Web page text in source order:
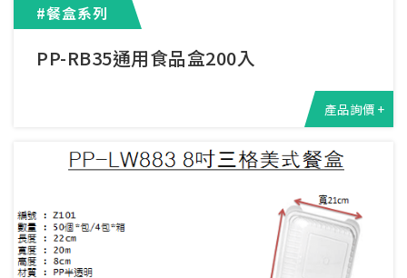
#餐盒系列
PP-RB35通用食品盒200入
產品詢價 +